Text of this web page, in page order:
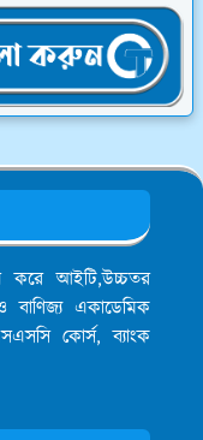
করে আইটি,উচ্চতর
একাডেমিক
কোর্স, ব্যাংক